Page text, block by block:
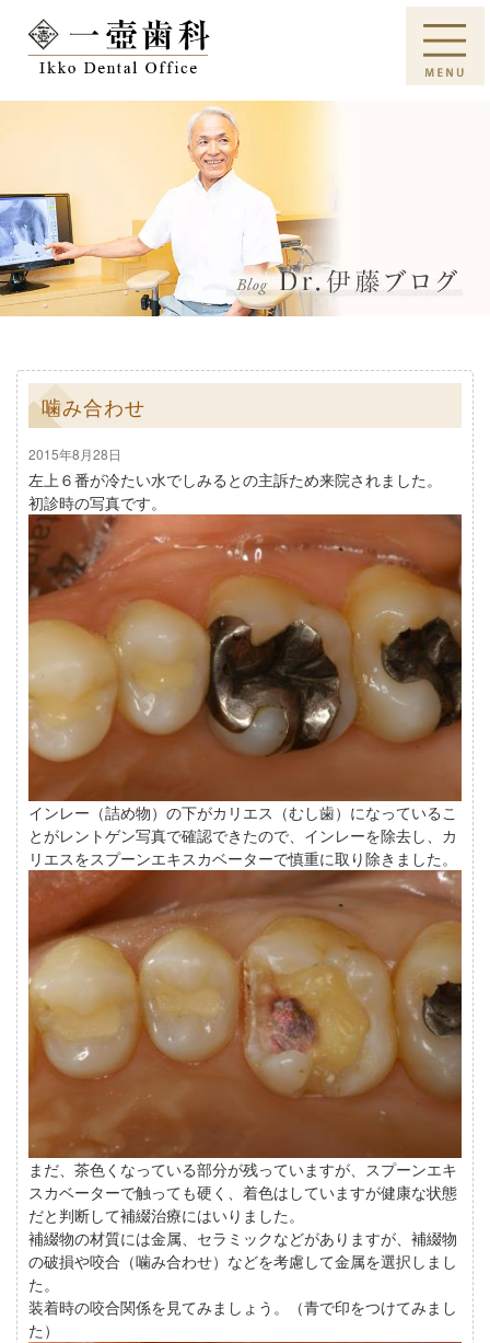
噛み合わせ
2015年8月28日
左上６番が冷たい水でしみるとの主訴ため来院されました。
初診時の写真です。
インレー（詰め物）の下がカリエス（むし歯）になっているこ
とがレントゲン写真で確認できたので、インレーを除去し、カ
リエスをスプーンエキスカベーターで慎重に取り除きました。
まだ、茶色くなっている部分が残っていますが、スプーンエキ
スカベーターで触っても硬く、着色はしていますが健康な状態
だと判断して補綴治療にはいりました。
補綴物の材質には金属、セラミックなどがありますが、補綴物
の破損や咬合（噛み合わせ）などを考慮して金属を選択しまし
た。
装着時の咬合関係を見てみましょう。（青で印をつけてみまし
た）